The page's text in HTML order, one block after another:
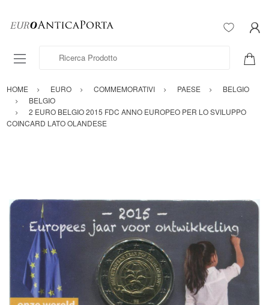
Ricerca Prodotto
HOME EURO COMMEMORATIVI PAESE
BELGIO
BELGIO
2 EURO BELGIO 2015 FDC ANNO EUROPEO PER LO SVILUPPO
COINCARD LATO OLANDESE